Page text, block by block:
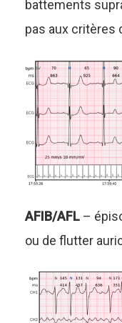
battements
pas aux critères
AFIB/AFL –
ou de flutter